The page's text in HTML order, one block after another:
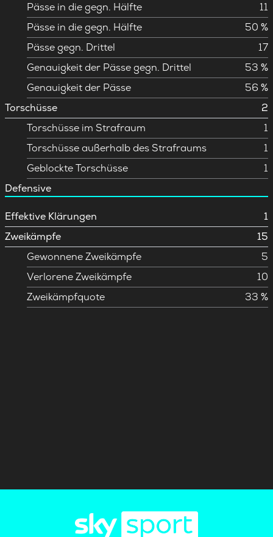
Pässe in die gegn. Hälfte
11
Pässe in die gegn. Hälfte
50 %
Pässe gegn. Drittel
17
Genauigkeit der Pässe gegn. Drittel
53 %
Genauigkeit der Pässe
56 %
Torschüsse
2
Torschüsse im Strafraum
1
Torschüsse außerhalb des Strafraums
1
Geblockte Torschüsse
1
Defensive
Effektive Klärungen
1
Zweikämpfe
15
Gewonnene Zweikämpfe
5
Verlorene Zweikämpfe
10
Zweikämpfquote
33 %